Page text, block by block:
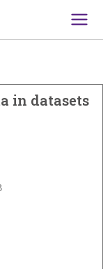
Main
in datasets